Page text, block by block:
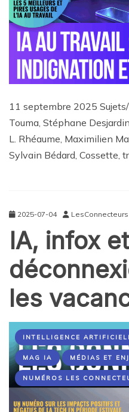
11 septembre 2025
Touma, Stéphane
L. Rhéaume, Maximilien
Sylvain Bédard, Cossette,
2025-07-04 LesConnecteurs
IA, infox et
les
INTELLIGENCE
MAG IA MÉDIAS ET
NUMÉROS LES